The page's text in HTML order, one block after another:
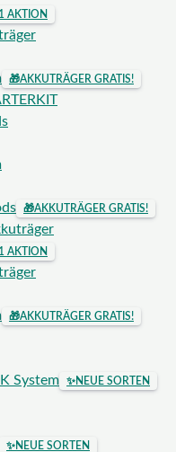
AKTION
🎁AKKUTRÄGER GRATIS!
🎁AKKUTRÄGER GRATIS!
AKTION
🎁AKKUTRÄGER GRATIS!
System
✨NEUE SORTEN
✨NEUE SORTEN